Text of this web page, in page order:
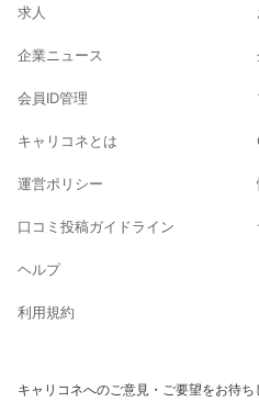
求人
企業ニュース
会員ID管理
キャリコネとは
運営ポリシー
口コミ投稿ガイドライン
ヘルプ
利用規約
キャリコネへのご意見・ご要望をお待ち